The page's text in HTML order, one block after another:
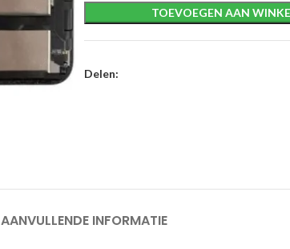
TOEVOEGEN AAN
Delen:
AANVULLENDE INFORMATIE